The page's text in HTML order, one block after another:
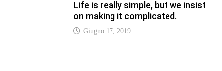
Luglio 12, 2026
Vaticannews.va/it – Terzo round di